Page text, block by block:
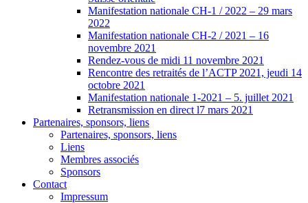
Manifestation nationale CH-1 / 2022 – 29 mars
2022
Manifestation nationale CH-2 / 2021 – 16
novembre 2021
Rendez-vous de midi 11 novembre 2021
Rencontre des retraités de l’ACTP 2021, jeudi 14
octobre 2021
Manifestation nationale 1-2021 – 5. juillet 2021
Retransmission en direct l7 mars 2021
Partenaires, sponsors, liens
Partenaires, sponsors, liens
Liens
Membres associés
Sponsors
Contact
Impressum